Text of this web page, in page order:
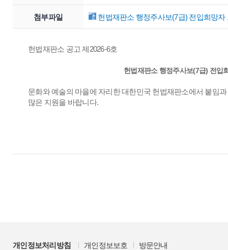
첨부파일 헌법재판소 행정주사보(7급) 전입희망
헌법재판소 공고 제2026-6호
헌법재판소 행정주사보(7급) 전입
문화와 예술의 마을에 자리한 대한민국 헌법재판소에서 붙임
많은 지원을 바랍니다.
개인정보처리방침 개인정보보호 방문안내